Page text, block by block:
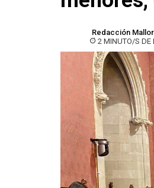
Redacción
2 MINUTO/S DE